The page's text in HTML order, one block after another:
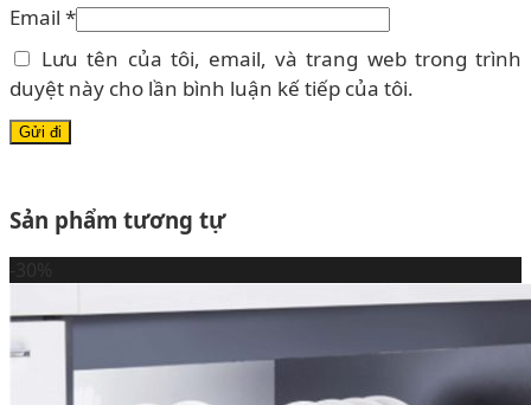
Email *
Lưu tên của tôi, email, và trang web trong trình
duyệt này cho lần bình luận kế tiếp của tôi.
Sản phẩm tương tự